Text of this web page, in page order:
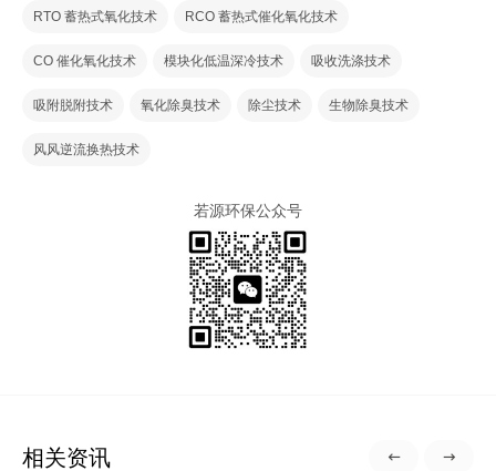
RTO 蓄热式氧化技术 RCO 蓄热式催化氧化技术
CO 催化氧化技术 模块化低温深冷技术 吸收洗涤技术
吸附脱附技术 氧化除臭技术 除尘技术 生物除臭技术
风风逆流换热技术
若源环保公众号
相关资讯